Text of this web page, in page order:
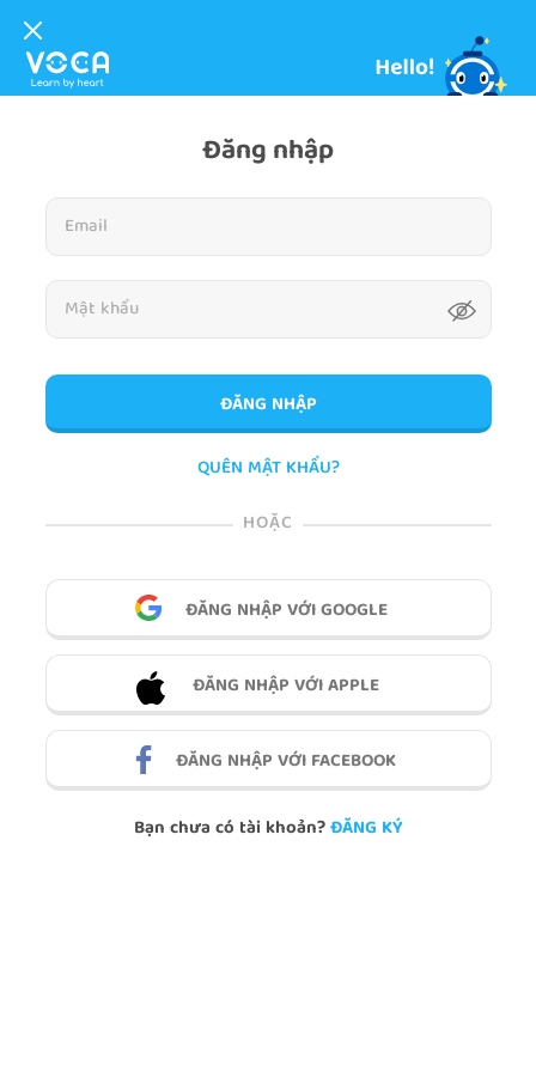
Đăng nhập
ĐĂNG NHẬP
QUÊN MẬT KHẨU?
HOẶC
ĐĂNG NHẬP VỚI GOOGLE
ĐĂNG NHẬP VỚI APPLE
ĐĂNG NHẬP VỚI FACEBOOK
Bạn chưa có tài khoản?ĐĂNG KÝ